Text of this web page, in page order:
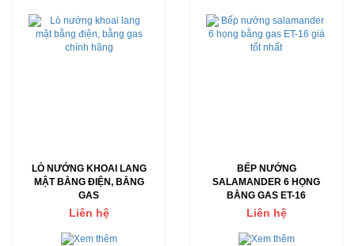
LÒ NƯỚNG KHOAI LANG
MẬT BẰNG ĐIỆN, BẰNG
GAS
Liên hệ
BẾP NƯỚNG
SALAMANDER 6 HỌNG
BẰNG GAS ET-16
Liên hệ